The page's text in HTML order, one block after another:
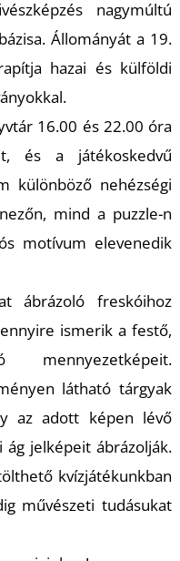
nagymúltú
Állományát a 19.
hazai és külföldi
16.00 és 22.00 óra
és a játékoskedvű
különböző nehézségi
mind a puzzle-n
motívum elevenedik
ábrázoló freskóihoz
ismerik a festő,
látható tárgyak
az adott képen lévő
jelképeit ábrázolják.
kvízjátékunkban
művészeti tudásukat